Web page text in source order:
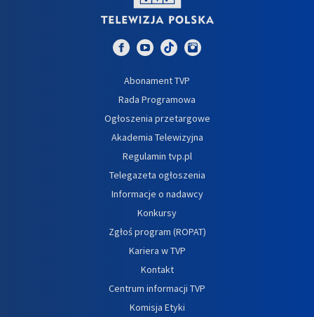
Abonament TVP
Rada Programowa
Ogłoszenia przetargowe
Akademia Telewizyjna
Regulamin tvp.pl
Telegazeta ogłoszenia
Informacje o nadawcy
Konkursy
Zgłoś program (ROPAT)
Kariera w TVP
Kontakt
Centrum informacji TVP
Komisja Etyki